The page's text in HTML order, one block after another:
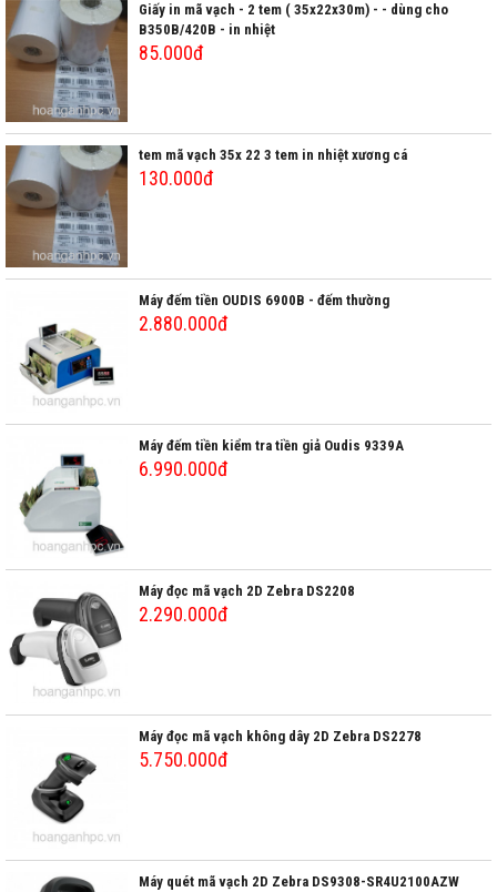
Giấy in mã vạch - 2 tem ( 35x22x30m) - - dùng cho
B350B/420B - in nhiệt
85.000đ
tem mã vạch 35x 22 3 tem in nhiệt xương cá
130.000đ
Máy đếm tiền OUDIS 6900B - đếm thường
2.880.000đ
Máy đếm tiền kiểm tra tiền giả Oudis 9339A
6.990.000đ
Máy đọc mã vạch 2D Zebra DS2208
2.290.000đ
Máy đọc mã vạch không dây 2D Zebra DS2278
5.750.000đ
Máy quét mã vạch 2D Zebra DS9308-SR4U2100AZW